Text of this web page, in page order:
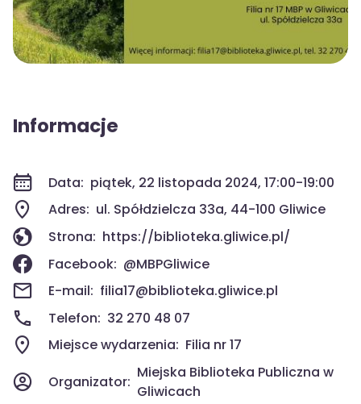
Informacje
Data: piątek, 22 listopada 2024, 17:00-19:00
Adres: ul. Spółdzielcza 33a, 44-100 Gliwice
Strona: https://biblioteka.gliwice.pl/
Facebook: @MBPGliwice
E-mail: filia17@biblioteka.gliwice.pl
Telefon: 32 270 48 07
Miejsce wydarzenia: Filia nr 17
Organizator:
Miejska Biblioteka Publiczna w
Gliwicach